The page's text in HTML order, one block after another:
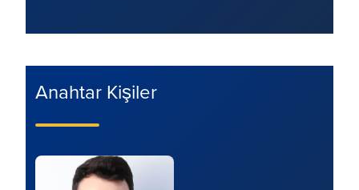
Anahtar Kişiler